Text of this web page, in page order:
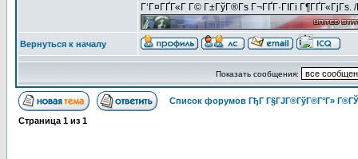
Г‘Г¤ГҐГ«Г Г© Г±ГўГ®Гѕ Г¬ГҐГ·ГІГі Г¶ГҐГ«ГјГѕ.
Вернуться к началу
Показать сообщения:
Список форумов ГђГ Г§ГЈГ®ГўГ®Г°Г»
Страница 1 из 1